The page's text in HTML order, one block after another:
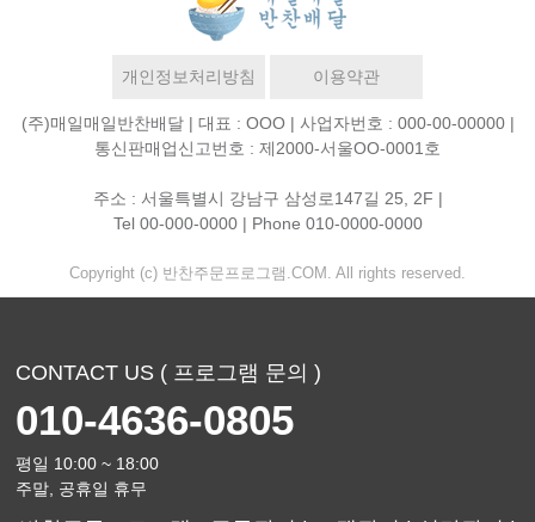
개인정보처리방침 이용약관
(주)매일매일반찬배달 | 대표 : OOO | 사업자번호 : 000-00-00000 |
통신판매업신고번호 : 제2000-서울OO-0001호
주소 : 서울특별시 강남구 삼성로147길 25, 2F |
Tel 00-000-0000 | Phone 010-0000-0000
Copyright (c) 반찬주문프로그램.COM. All rights reserved.
CONTACT US ( 프로그램 문의 )
010-4636-0805
평일 10:00 ~ 18:00
주말, 공휴일 휴무